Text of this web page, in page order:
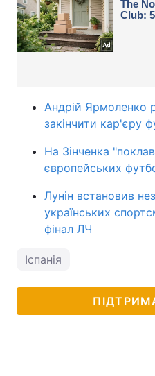
Андрій Ярмоленко
закінчити кар'єру
На Зінченка
європейських
Лунін встановив
українських
фінал ЛЧ
Іспанія